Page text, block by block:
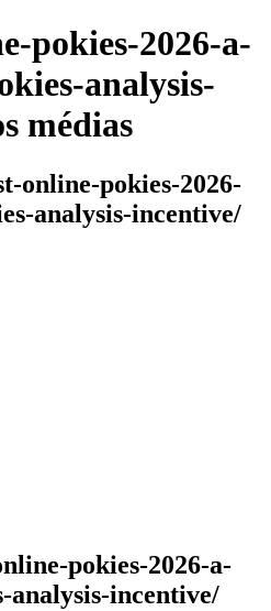
pokies-2026-a-
analysis-
médias
online-pokies-2026-
analysis-incentive/
pokies-2026-a-
analysis-incentive/